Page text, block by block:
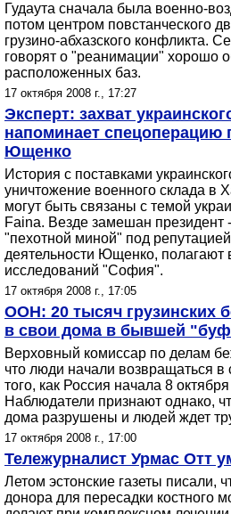
Гудаута сначала была военно-
потом центром повстанческого
грузино-абхазского конфликта.
говорят о "реанимации" хорошо
расположенных баз.
17 октября 2008 г., 17:27
Эксперт: захват
напоминает спецоперацию
Ющенко
История с поставками
уничтожение военного склада в
могут быть связаны с темой
Faina. Везде замешан президент
"пехотной миной" под
деятельности Ющенко, полагают
исследований "София".
17 октября 2008 г., 17:05
ООН: 20 тысяч грузинских
в свои дома в бывшей
Верховный комиссар по делам
что люди начали возвращаться в
того, как Россия начала 8
Наблюдатели признают однако,
дома разрушены и людей ждет
17 октября 2008 г., 17:00
Тележурналист Урмас Отт
Летом эстонские газеты писали,
донора для пересадки костного